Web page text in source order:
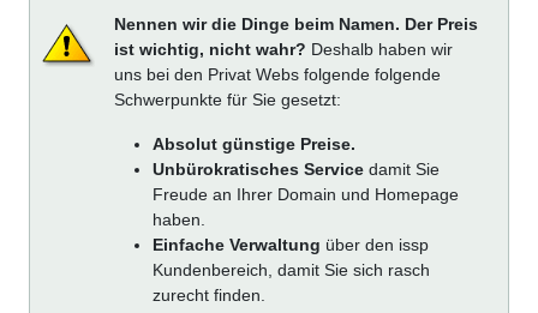
Nennen wir die Dinge beim Namen. Der Preis
ist wichtig, nicht wahr? Deshalb haben wir
uns bei den Privat Webs folgende folgende
Schwerpunkte für Sie gesetzt:
Absolut günstige Preise.
Unbürokratisches Service damit Sie
Freude an Ihrer Domain und Homepage
haben.
Einfache Verwaltung über den issp
Kundenbereich, damit Sie sich rasch
zurecht finden.